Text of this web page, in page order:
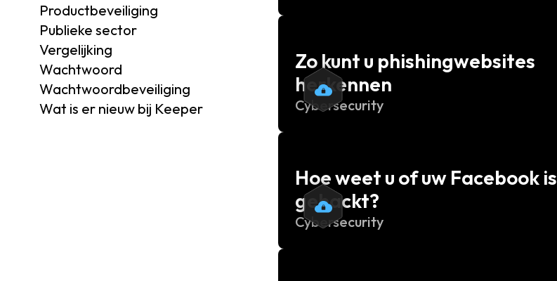
Productbeveiliging
Publieke sector
Vergelijking
Wachtwoord
Wachtwoordbeveiliging
Wat is er nieuw bij Keeper
Zo kunt u phishingwebsites
herkennen
Cybersecurity
Hoe weet u of uw Facebook is
gehackt?
Cybersecurity